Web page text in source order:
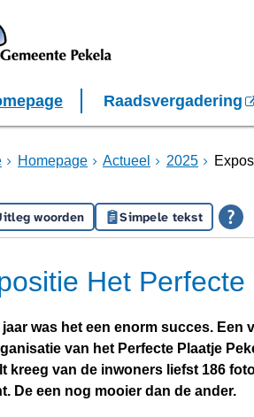
Raadsvergadering
Homepage Actueel 2025
woorden Simpele tekst
Het
was het een enorm succes.
van het Perfecte Plaatje
kreeg van de inwoners liefst 186
De een nog mooier dan de ander.